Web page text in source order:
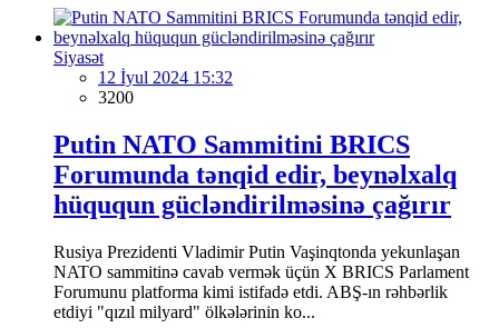
Siyasət
12 İyul 2024 15:32
3200
Putin NATO Sammitini BRICS
Forumunda tənqid edir, beynəlxalq
hüququn gücləndirilməsinə çağırır
Rusiya Prezidenti Vladimir Putin Vaşinqtonda yekunlaşan
NATO sammitinə cavab vermək üçün X BRICS Parlament
Forumunu platforma kimi istifadə etdi. ABŞ-ın rəhbərlik
etdiyi "qızıl milyard" ölkələrinin ko...